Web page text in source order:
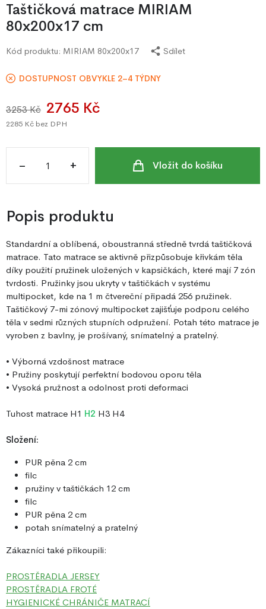
Taštičková matrace MIRIAM
80x200x17 cm
Kód produktu: MIRIAM 80x200x17 Sdílet
DOSTUPNOST OBVYKLE 2–4 TÝDNY
3253 Kč 2765 Kč
2285 Kč bez DPH
– + Vložit do košíku
Popis produktu
Standardní a oblíbená, oboustranná středně tvrdá taštičková
matrace. Tato matrace se aktivně přizpůsobuje křivkám těla
díky použití pružinek uložených v kapsičkách, které mají 7 zón
tvrdosti. Pružinky jsou ukryty v taštičkách v systému
multipocket, kde na 1 m čtvereční připadá 256 pružinek.
Taštičkový 7-mi zónový multipocket zajišťuje podporu celého
těla v sedmi různých stupních odpružení. Potah této matrace je
vyroben z bavlny, je prošívaný, snímatelný a pratelný.
• Výborná vzdošnost matrace
• Pružiny poskytují perfektní bodovou oporu těla
• Vysoká pružnost a odolnost proti deformaci
Tuhost matrace H1 H2 H3 H4
Složení:
PUR pěna 2 cm
filc
pružiny v taštičkách 12 cm
filc
PUR pěna 2 cm
potah snímatelný a pratelný
Zákazníci také přikoupili:
PROSTĚRADLA JERSEY
PROSTĚRADLA FROTÉ
HYGIENICKÉ CHRÁNIČE MATRACÍ